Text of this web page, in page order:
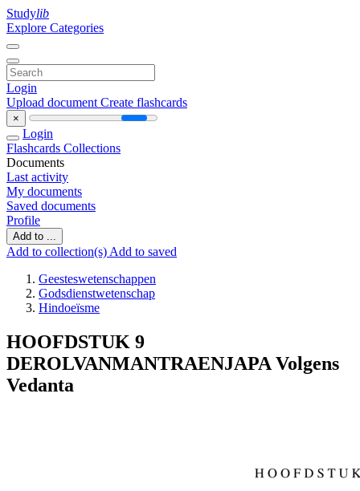
Studylib
Explore Categories
Login
Upload document Create flashcards
×
Login
Flashcards Collections
Documents
Last activity
My documents
Saved documents
Profile
Add to ...
Add to collection(s) Add to saved
Geesteswetenschappen
Godsdienstwetenschap
Hindoeïsme
HOOFDSTUK 9
DEROLVANMANTRAENJAPA Volgens
Vedanta